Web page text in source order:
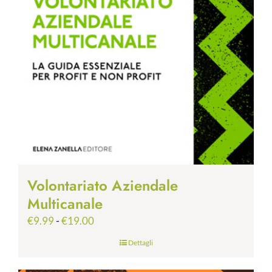
Volontariato Aziendale
Multicanale
€9.99-€19.00Fascia
prezzo:
Dettagli